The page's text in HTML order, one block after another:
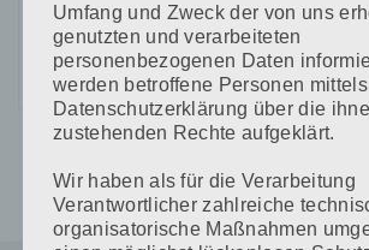
Umfang und Zweck der von uns
genutzten und verarbeiteten
personenbezogenen Daten
werden betroffene Personen
Datenschutzerklärung über die
zustehenden Rechte aufgeklärt.
Wir haben als für die Verarbeitung
Verantwortlicher zahlreiche
organisatorische Maßnahmen